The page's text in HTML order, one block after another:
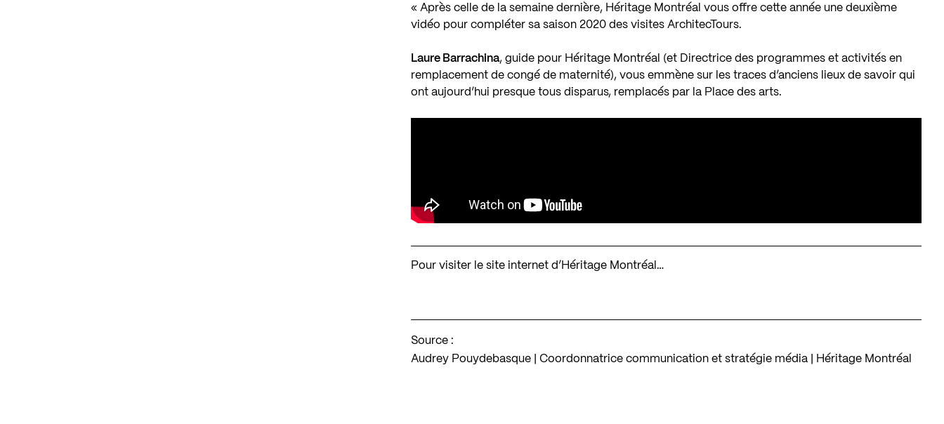
« Après celle de la semaine dernière, Héritage Montréal vous offre cette année une deuxième
vidéo pour compléter sa saison 2020 des visites ArchitecTours.
Laure Barrachina, guide pour Héritage Montréal (et Directrice des programmes et activités en
remplacement de congé de maternité), vous emmène sur les traces d’anciens lieux de savoir qui
ont aujourd’hui presque tous disparus, remplacés par la Place des arts.
Pour visiter le site internet d’Héritage Montréal…
Source :
Audrey Pouydebasque | Coordonnatrice communication et stratégie média | Héritage Montréal